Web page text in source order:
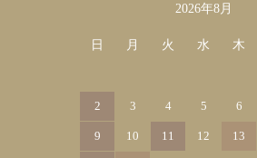
2026年8月
日 月 火 水 木
2 3 4 5 6
9 10 11 12 13